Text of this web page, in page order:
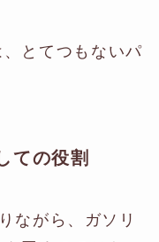
とてつもないパ
ての役割
ながら、ガソリ